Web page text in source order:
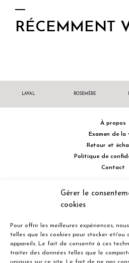
Gérer le
cookies
Pour offrir les meilleures expériences,
telles que les cookies pour stocker et/ou
appareils. Le fait de consentir à ces
traiter des données telles que le
RÉCEMMENT
LAVAL ROSEMÈRE
À propos
Examen de la
Retour et
Politique de
Contact
514
Concorde Est, Laval,